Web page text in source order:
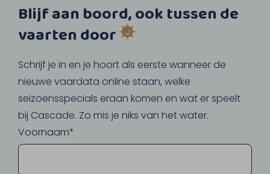
Blijf aan boord, ook tussen de
vaarten door
Schrijf je in en je hoort als eerste wanneer de
nieuwe vaardata online staan, welke
seizoensspecials eraan komen en wat er speelt
bij Cascade. Zo mis je niks van het water.
Voornaam*